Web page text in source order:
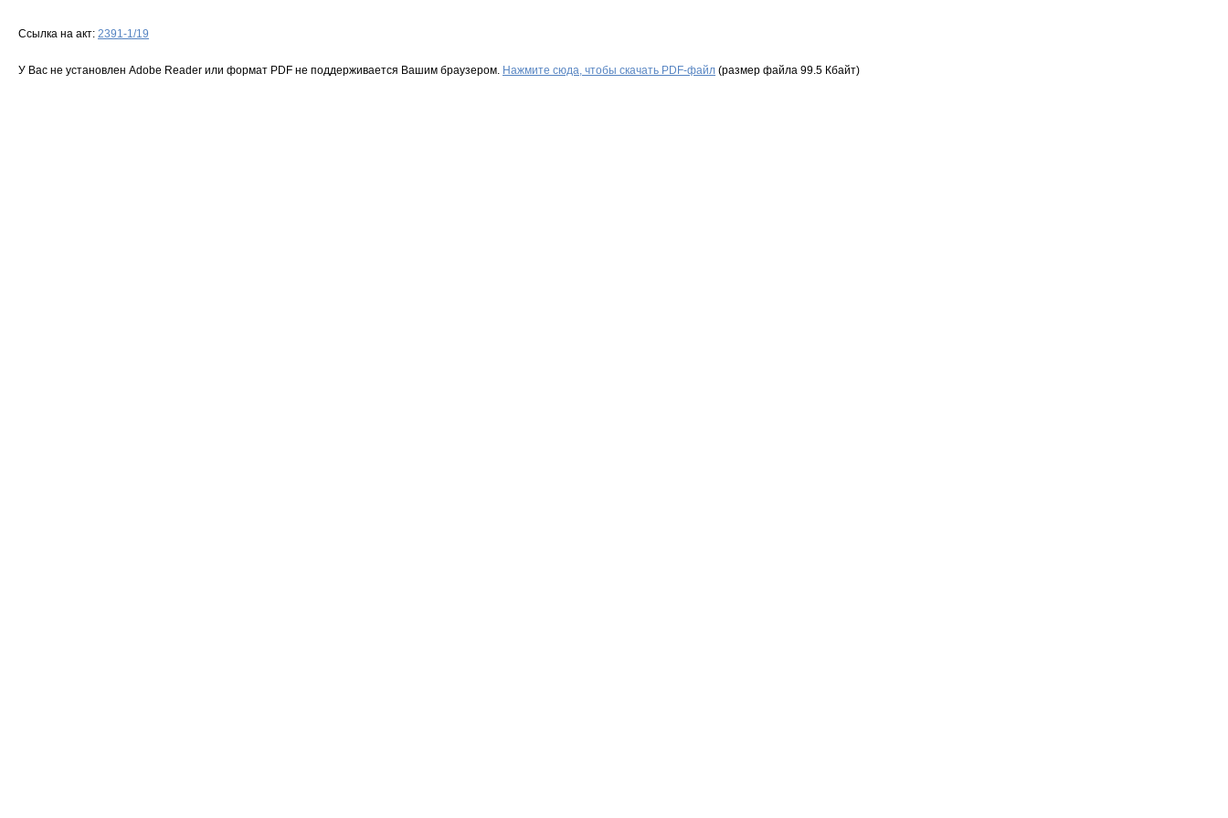
Ссылка на акт: 2391-1/19
У Вас не установлен Adobe Reader или формат PDF не поддерживается Вашим браузером. Нажмите сюда, чтобы скачать PDF-файл (размер файла 99.5 Кбайт)